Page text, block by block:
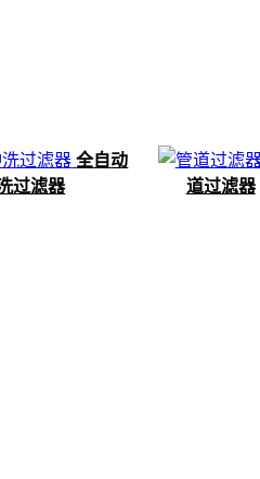
全自动
过滤器
道过滤器